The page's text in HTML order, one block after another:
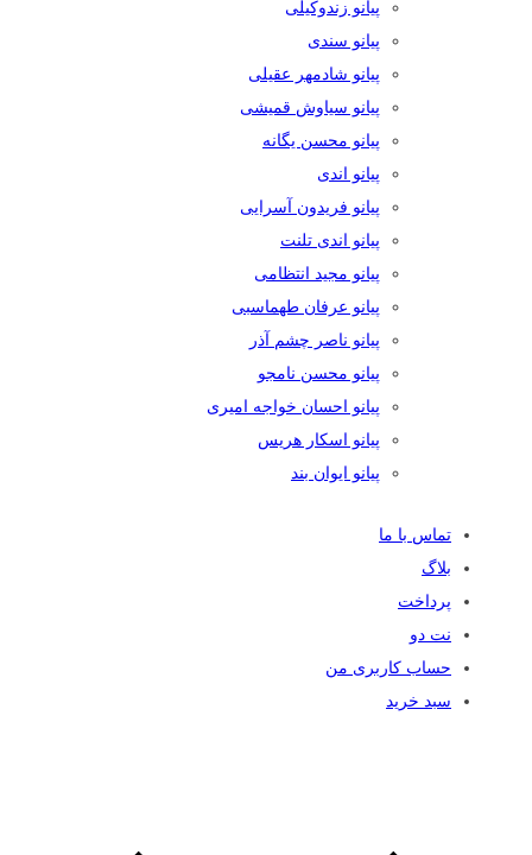
پیانو زندوکیلی
پیانو سندی
پیانو شادمهر عقیلی
پیانو سیاوش قمیشی
پیانو محسن یگانه
پیانو اندی
پیانو فریدون آسرایی
پیانو اندی تلنت
پیانو مجید انتظامی
پیانو عرفان طهماسبی
پیانو ناصر چشم آذر
پیانو محسن نامجو
پیانو احسان خواجه امیری
پیانو اسکار هریس
پیانو ایوان بند
تماس با ما
بلاگ
پرداخت
نت دو
حساب کاربری من
سبد خرید